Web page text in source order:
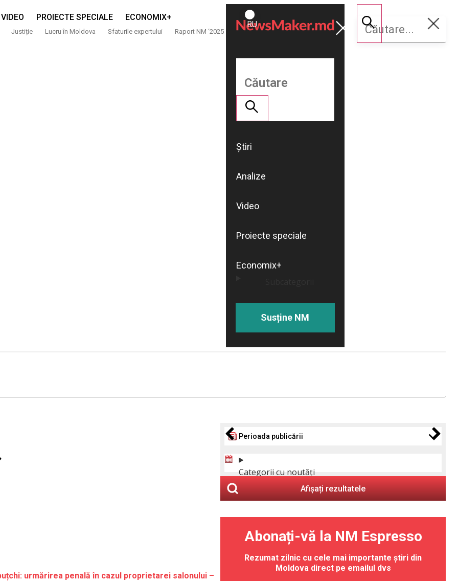
VIDEO PROIECTE SPECIALE ECONOMIX+
Justiție Lucru în Moldova Sfaturile expertului Raport NM ‘2025
ROMÂNĂ
RU
Susține
NM
Știri
Analize
Video
Proiecte speciale
Economix+
Susține NM
urmărirea penală în cazul proprietarei salonului –
Perioada publicării
Categorii cu noutăți
Afișați rezultatele
Abonați-vă la NM Espresso
Rezumat zilnic cu cele mai importante știri din
Moldova direct pe emailul dvs